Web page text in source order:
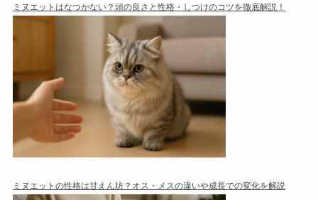
ミヌエットはなつかない？頭の良さと性格・しつけのコツを徹底解説！
ミヌエットの性格は甘えん坊？オス・メスの違いや成長での変化を解説